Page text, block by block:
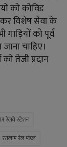
को कोविड
विशेष सेवा के
को पूर्व
चाहिए।
तेजी प्रदान
रेलवे स्टेशन
रतलाम रेल मंडल